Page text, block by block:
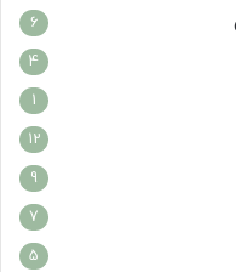
6
4
1
12
9
7
5